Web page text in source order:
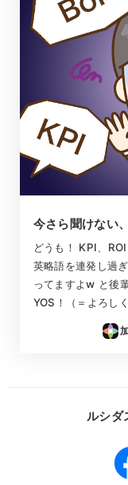
今さら聞けない
どうも！ KPI、
英略語を連発し過
ってますよw と後
YOS！（＝よろし
ルシダ